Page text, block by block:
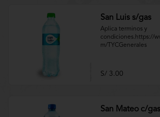
San Luis s/gas
Aplica terminos y
condiciones.https://
m/TYCGenerales
S/ 3.00
San Mateo c/gas